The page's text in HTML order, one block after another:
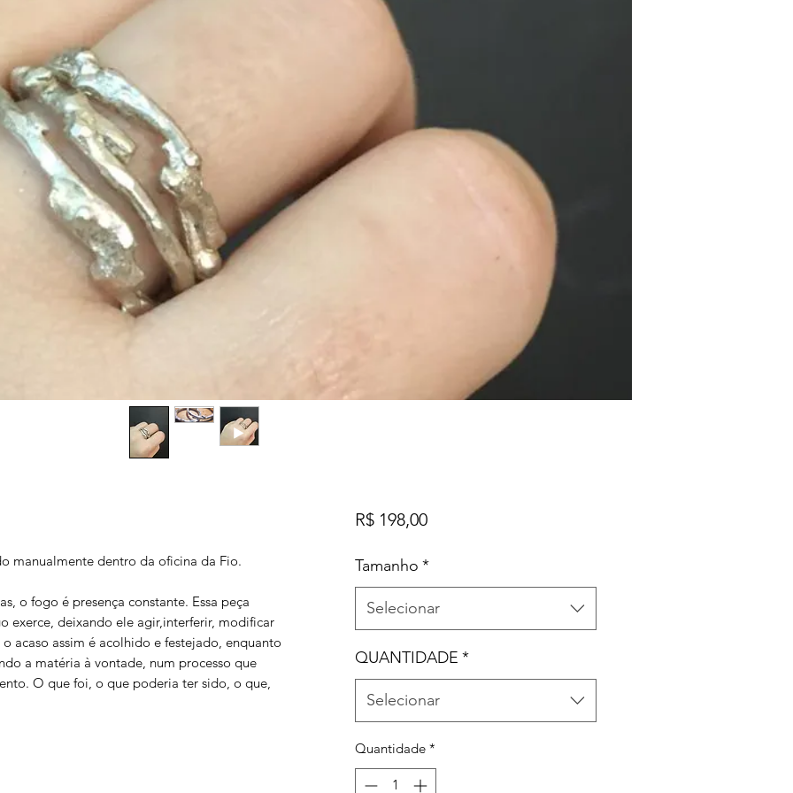
manualmente dentro da oficina da Fio.
o fogo é presença constante. Essa peça
exerce, deixando ele agir,interferir, modificar
acaso assim é acolhido e festejado, enquanto
a matéria à vontade, num processo que
O que foi, o que poderia ter sido, o que,
R$ 198,00Preço
Tamanho *
Selecionar
QUANTIDADE *
Selecionar
Quantidade *